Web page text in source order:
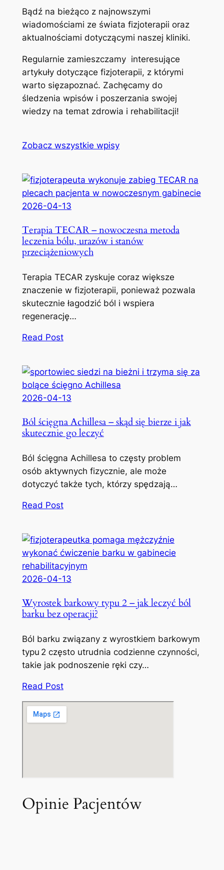
Bądź na bieżąco z najnowszymi
wiadomościami ze świata fizjoterapii oraz
aktualnościami dotyczącymi naszej kliniki.
Regularnie zamieszczamy interesujące
artykuły dotyczące fizjoterapii, z którymi
warto sięzapoznać. Zachęcamy do
śledzenia wpisów i poszerzania swojej
wiedzy na temat zdrowia i rehabilitacji!
Zobacz wszystkie wpisy
2026-04-13
Terapia TECAR – nowoczesna metoda
leczenia bólu, urazów i stanów
przeciążeniowych
Terapia TECAR zyskuje coraz większe
znaczenie w fizjoterapii, ponieważ pozwala
skutecznie łagodzić ból i wspiera
regenerację…
Read Post
2026-04-13
Ból ścięgna Achillesa – skąd się bierze i jak
skutecznie go leczyć
Ból ścięgna Achillesa to częsty problem
osób aktywnych fizycznie, ale może
dotyczyć także tych, którzy spędzają…
Read Post
2026-04-13
Wyrostek barkowy typu 2 – jak leczyć ból
barku bez operacji?
Ból barku związany z wyrostkiem barkowym
typu 2 często utrudnia codzienne czynności,
takie jak podnoszenie ręki czy…
Read Post
Opinie Pacjentów